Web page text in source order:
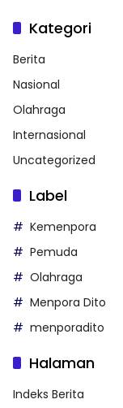
Kategori
Berita
Nasional
Olahraga
Internasional
Uncategorized
Label
Kemenpora
Pemuda
Olahraga
Menpora Dito
menporadito
Halaman
Indeks Berita